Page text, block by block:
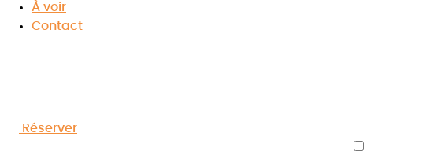
À voir
Contact
Réserver
Pays Basque : agréable